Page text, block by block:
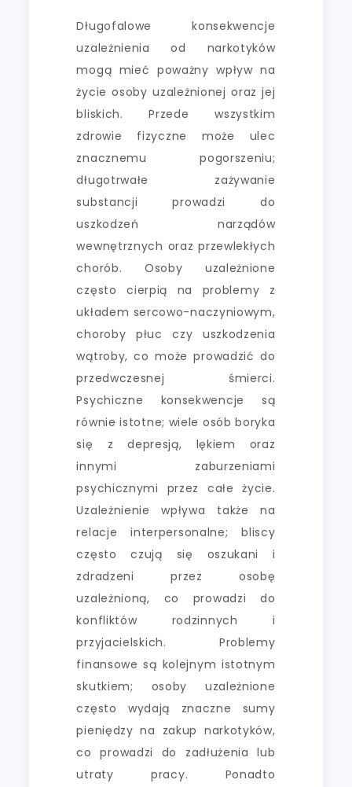
Długofalowe konsekwencje
uzależnienia od narkotyków
mogą mieć poważny wpływ na
życie osoby uzależnionej oraz jej
bliskich. Przede wszystkim
zdrowie fizyczne może ulec
znacznemu pogorszeniu;
długotrwałe zażywanie
substancji prowadzi do
uszkodzeń narządów
wewnętrznych oraz przewlekłych
chorób. Osoby uzależnione
często cierpią na problemy z
układem sercowo-naczyniowym,
choroby płuc czy uszkodzenia
wątroby, co może prowadzić do
przedwczesnej śmierci.
Psychiczne konsekwencje są
równie istotne; wiele osób boryka
się z depresją, lękiem oraz
innymi zaburzeniami
psychicznymi przez całe życie.
Uzależnienie wpływa także na
relacje interpersonalne; bliscy
często czują się oszukani i
zdradzeni przez osobę
uzależnioną, co prowadzi do
konfliktów rodzinnych i
przyjacielskich. Problemy
finansowe są kolejnym istotnym
skutkiem; osoby uzależnione
często wydają znaczne sumy
pieniędzy na zakup narkotyków,
co prowadzi do zadłużenia lub
utraty pracy. Ponadto